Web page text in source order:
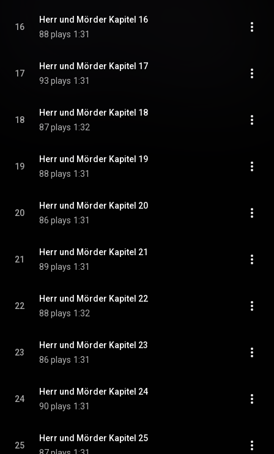
16
Herr und Mörder Kapitel 16
88 plays 1:31
17
Herr und Mörder Kapitel 17
93 plays 1:31
18
Herr und Mörder Kapitel 18
87 plays 1:32
19
Herr und Mörder Kapitel 19
88 plays 1:31
20
Herr und Mörder Kapitel 20
86 plays 1:31
21
Herr und Mörder Kapitel 21
89 plays 1:31
22
Herr und Mörder Kapitel 22
88 plays 1:32
23
Herr und Mörder Kapitel 23
86 plays 1:31
24
Herr und Mörder Kapitel 24
90 plays 1:31
25
Herr und Mörder Kapitel 25